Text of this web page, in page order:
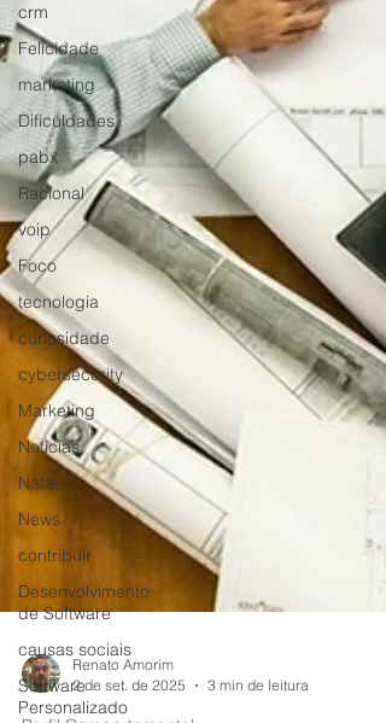
crm
Felicidade
marketing
Dificuldades
pabx
Racional
voip
Foco
tecnologia
curiosidade
cybersecurity
Marketing
Notícias
Natal
News
contribuir
Desenvolvimento
de Software
causas sociais
Software
Personalizado
Renato Amorim